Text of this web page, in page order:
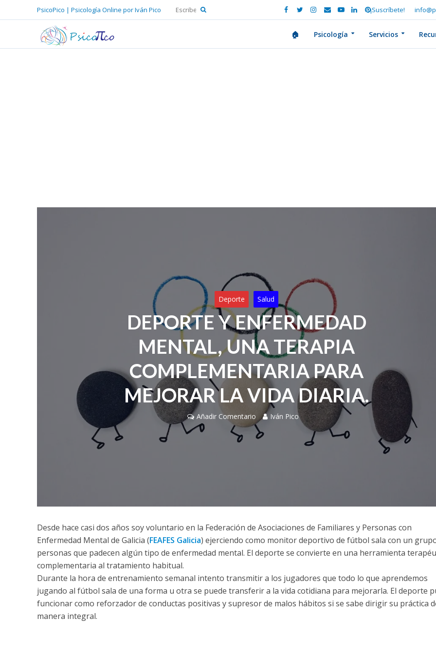
PsicoPico | Psicología Online por Iván Pico ¡Suscríbete!
🏠 Psicología Servicios
Deporte Salud
DEPORTE Y ENFERMEDAD
MENTAL, UNA TERAPIA
COMPLEMENTARIA PARA
MEJORAR LA VIDA DIARIA.
Añadir Comentario Iván Pico
Desde hace casi dos años soy voluntario en la Federación de Asociaciones de Familiares y Personas con
Enfermedad Mental de Galicia (FEAFES Galicia) ejerciendo como monitor deportivo de fútbol sala con un
personas que padecen algún tipo de enfermedad mental. El deporte se convierte en una herramienta
complementaria al tratamiento habitual.
Durante la hora de entrenamiento semanal intento transmitir a los jugadores que todo lo que aprendemos
jugando al fútbol sala de una forma u otra se puede transferir a la vida cotidiana para mejorarla. El deporte
funcionar como reforzador de conductas positivas y supresor de malos hábitos si se sabe dirigir su práctica
manera integral.